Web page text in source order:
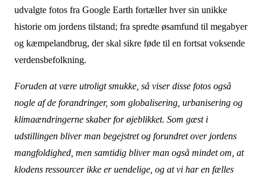
udvalgte fotos fra Google Earth fortæller hver sin unikke
historie om jordens tilstand; fra spredte øsamfund til megabyer
og kæmpelandbrug, der skal sikre føde til en fortsat voksende
verdensbefolkning.
Foruden at være utroligt smukke, så viser disse fotos også
nogle af de forandringer, som globalisering, urbanisering og
klimaændringerne skaber for øjeblikket. Som gæst i
udstillingen bliver man begejstret og forundret over jordens
mangfoldighed, men samtidig bliver man også mindet om, at
klodens ressourcer ikke er uendelige, og at vi har en fælles